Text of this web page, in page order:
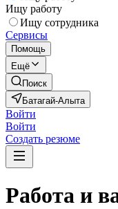
Ищу работу
Ищу сотрудника
Сервисы
Помощь
Ещё
Поиск
Батагай-Алыта
Войти
Войти
Создать резюме
Работа и